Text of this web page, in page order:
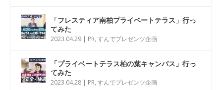
「フレスティア南柏プライベートテラス」行っ
てみた
2023.04.29 | PR,すんでプレゼンツ企画
「プライベートテラス柏の葉キャンパス」行っ
てみた
2023.04.28 | PR,すんでプレゼンツ企画